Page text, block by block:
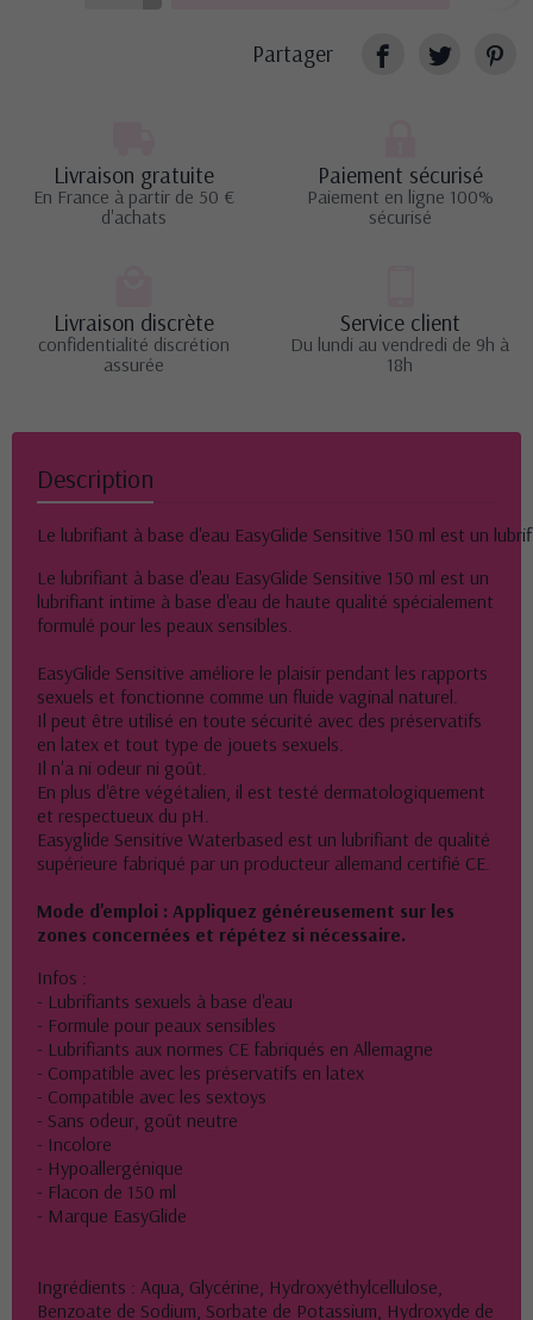
Partager
Livraison gratuite
En France à partir de 50 €
d'achats
Paiement sécurisé
Paiement en ligne 100%
sécurisé
Livraison discrète
confidentialité discrétion
assurée
Service client
Du lundi au vendredi de 9h à
18h
Description
Le lubrifiant à base d'eau EasyGlide Sensitive 150 ml est un
Le lubrifiant à base d'eau EasyGlide Sensitive 150 ml est un
lubrifiant intime à base d'eau de haute qualité spécialement
formulé pour les peaux sensibles.
EasyGlide Sensitive améliore le plaisir pendant les rapports
sexuels et fonctionne comme un fluide vaginal naturel.
Il peut être utilisé en toute sécurité avec des préservatifs
en latex et tout type de jouets sexuels.
Il n'a ni odeur ni goût.
En plus d'être végétalien, il est testé dermatologiquement
et respectueux du pH.
Easyglide Sensitive Waterbased est un lubrifiant de qualité
supérieure fabriqué par un producteur allemand certifié CE.
Mode d'emploi : Appliquez généreusement sur les
zones concernées et répétez si nécessaire.
Infos :
- Lubrifiants sexuels à base d'eau
- Formule pour peaux sensibles
- Lubrifiants aux normes CE fabriqués en Allemagne
- Compatible avec les préservatifs en latex
- Compatible avec les sextoys
- Sans odeur, goût neutre
- Incolore
- Hypoallergénique
- Flacon de 150 ml
- Marque EasyGlide
Ingrédients : Aqua, Glycérine, Hydroxyéthylcellulose,
Benzoate de Sodium, Sorbate de Potassium, Hydroxyde de